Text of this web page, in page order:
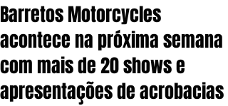
Barretos Motorcycles
acontece na próxima semana
com mais de 20 shows e
apresentações de acrobacias